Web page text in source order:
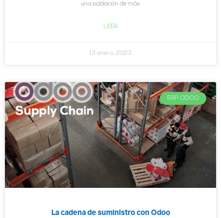
una población de más
LEER
13 enero, 2023
ERP ODOO
La cadena de suministro con Odoo